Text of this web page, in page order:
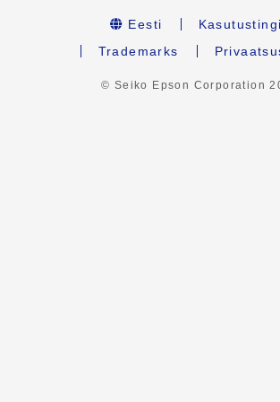
Eesti
Trademarks
© Seiko Epson Corporation